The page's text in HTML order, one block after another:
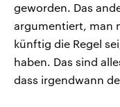
geworden. Das
argumentiert, man
künftig die Regel
haben. Das sind
dass irgendwann